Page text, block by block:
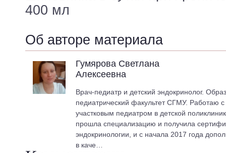
400 мл
Об авторе материала
Гумярова Светлана
Алексеевна
Врач-педиатр и детский эндокринолог.
педиатрический факультет СГМУ. Работаю
участковым педиатром в детской
прошла специализацию и получила
эндокринологии, и с начала 2017 года
в каче…